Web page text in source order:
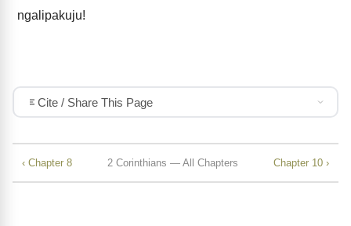
ngalipakuju!
Cite / Share This Page
‹ Chapter 8 2 Corinthians — All Chapters Chapter 10 ›